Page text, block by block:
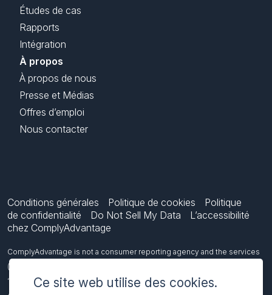
Ce site web utilise des cookies.
Études de cas
Rapports
Intégration
À propos
À propos de nous
Presse et Médias
Offres d’emploi
Nous contacter
Conditions générales Politique de cookies
Politique
de confidentialité
Do Not Sell My Data
L’accessibilité
chez ComplyAdvantage
ComplyAdvantage is not a consumer reporting agency and the services
(and the data provided as part of its services) do not constitute a
‘consumer report’ for the purposes of the Federal Fair Credit Reporting